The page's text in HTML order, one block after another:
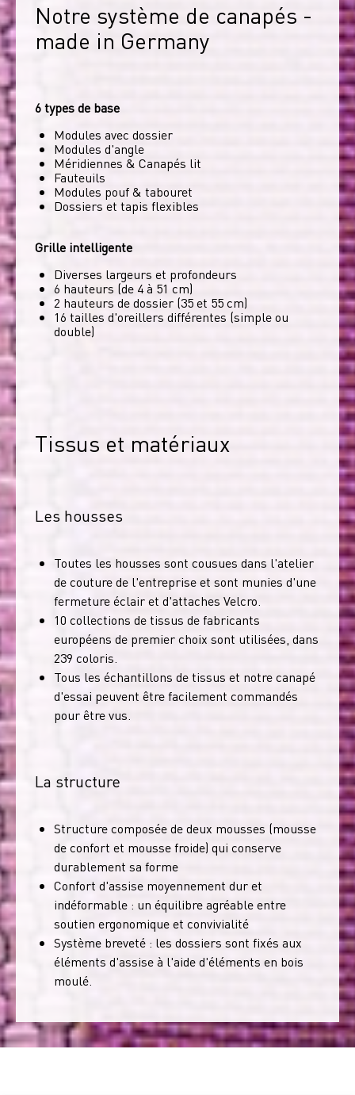
Notre système de canapés -
made in Germany
6 types de base
Modules avec dossier
Modules d'angle
Méridiennes & Canapés lit
Fauteuils
Modules pouf & tabouret
Dossiers et tapis flexibles
Grille intelligente
Diverses largeurs et profondeurs
6 hauteurs (de 4 à 51 cm)
2 hauteurs de dossier (35 et 55 cm)
16 tailles d'oreillers différentes (simple ou
double)
Tissus et matériaux
Les housses
Toutes les housses sont cousues dans l'atelier
de couture de l'entreprise et sont munies d'une
fermeture éclair et d'attaches Velcro.
10 collections de tissus de fabricants
européens de premier choix sont utilisées, dans
239 coloris.
Tous les échantillons de tissus et notre canapé
d'essai peuvent être facilement commandés
pour être vus.
La structure
Structure composée de deux mousses (mousse
de confort et mousse froide) qui conserve
durablement sa forme
Confort d'assise moyennement dur et
indéformable : un équilibre agréable entre
soutien ergonomique et convivialité
Système breveté : les dossiers sont fixés aux
éléments d'assise à l'aide d'éléments en bois
moulé.